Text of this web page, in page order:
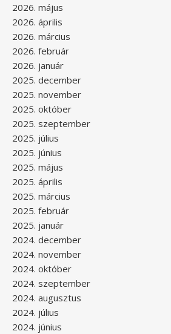
2026. május
2026. április
2026. március
2026. február
2026. január
2025. december
2025. november
2025. október
2025. szeptember
2025. július
2025. június
2025. május
2025. április
2025. március
2025. február
2025. január
2024. december
2024. november
2024. október
2024. szeptember
2024. augusztus
2024. július
2024. június